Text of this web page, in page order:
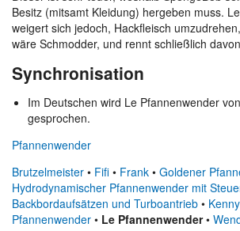
Besitz (mitsamt Kleidung) hergeben muss.
weigert sich jedoch, Hackfleisch
wäre Schmodder, und rennt schließlich
Synchronisation
Im Deutschen wird Le Pfannenwender von
gesprochen.
Pfannenwender
Brutzelmeister • Fifi • Frank • Goldener
Hydrodynamischer Pfannenwender mit
Backbordaufsätzen und Turboantrieb •
Pfannenwender • Le Pfannenwender•